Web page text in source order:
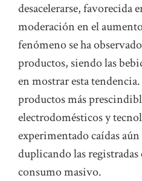
desacelerarse, favorecida
moderación en el
fenómeno se ha
productos, siendo las
en mostrar esta
productos más
electrodomésticos y
experimentado caídas
duplicando las
consumo masivo.